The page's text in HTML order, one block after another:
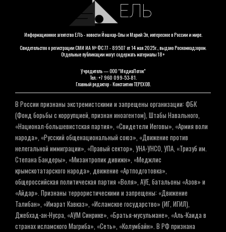
ЕЛЬ
Информационное агентство ЕЛЬ - новости Йошкар-Олы и Марий Эл, интересное в России и мире.
Свидетельство о регистрации СМИ ИА № ФС 77 - 89507 от 14 мая 2025г., выдано Роскомнадзором.
Отдельные публикации могут содержать материалы 18+
Учредитель — ООО "МедиаПоток"
Тел.: +7 960 099-53-81.
Главный редактор - Константин ТЕРЕХОВ.
В России признаны экстремистскими и запрещены организации: ФБК
(Фонд борьбы с коррупцией, признан иноагентом), Штабы Навального,
«Национал-большевистская партия», «Свидетели Иеговы», «Армия воли
народа», «Русский общенациональный союз», «Движение против
нелегальной иммиграции», «Правый сектор», УНА-УНСО, УПА, «Тризуб им.
Степана Бандеры», «Мизантропик дивижн», «Меджлис
крымскотатарского народа», движение «Артподготовка»,
общероссийская политическая партия «Воля», АУЕ, батальоны «Азов» и
«Айдар». Признаны террористическими и запрещены: «Движение
Талибан», «Имарат Кавказ», «Исламское государство» (ИГ, ИГИЛ),
Джебхад-ан-Нусра, «АУМ Синрике», «Братья-мусульмане», «Аль-Каида в
странах исламского Магриба», «Сеть», «Колумбайн». В РФ признана